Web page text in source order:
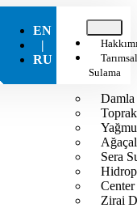
EN
|
RU
Tarımsal
Sulama
Damla
Sera
Zirai